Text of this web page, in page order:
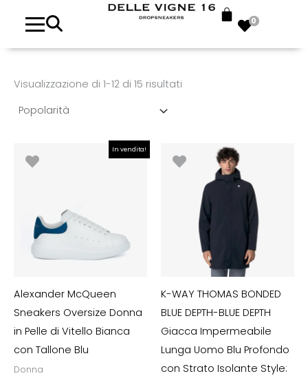
0
Visualizzazione di 1-12 di 15 risultati
Popolarità
In vendita!
Alexander McQueen
Sneakers Oversize Donna
in Pelle di Vitello Bianca
con Tallone Blu
Donna
prezzo
K-WAY THOMAS BONDED
BLUE DEPTH-BLUE DEPTH
Giacca Impermeabile
Lunga Uomo Blu Profondo
con Strato Isolante Style: